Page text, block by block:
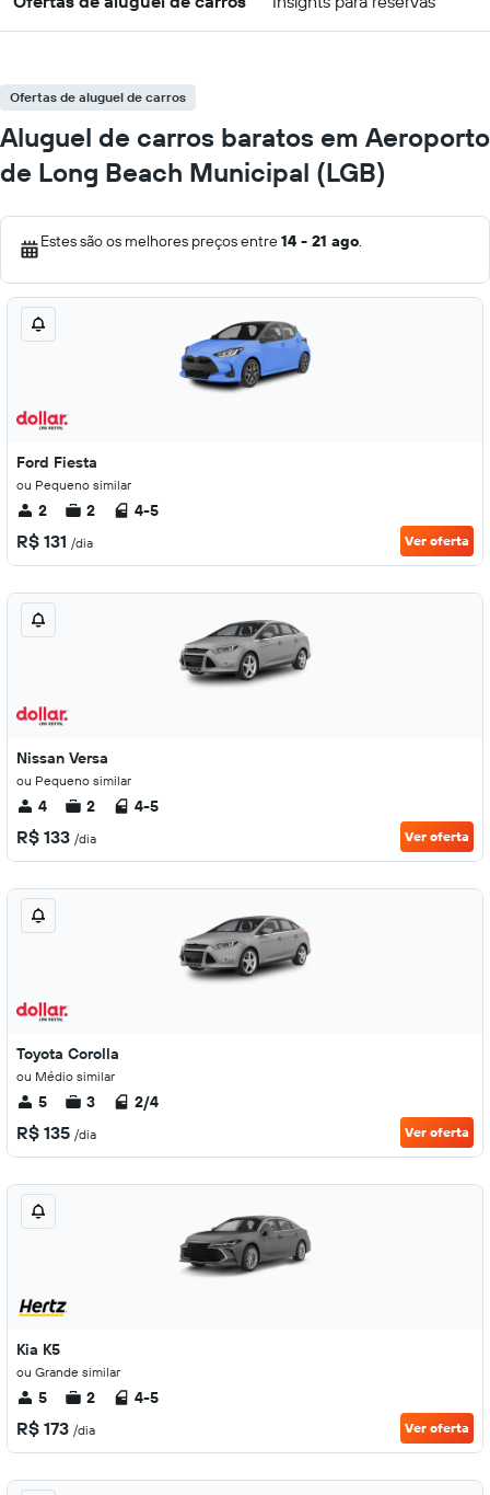
Ofertas de aluguel de carros
Aluguel de carros baratos em Aeroporto
de Long Beach Municipal (LGB)
Estes são os melhores preços entre14 - 21 ago.
Ford Fiesta
ou Pequeno similar
2 2 4-5
R$ 131 /dia Ver oferta
Nissan Versa
ou Pequeno similar
4 2 4-5
R$ 133 /dia Ver oferta
Toyota Corolla
ou Médio similar
5 3 2/4
R$ 135 /dia Ver oferta
Kia K5
ou Grande similar
5 2 4-5
R$ 173 /dia Ver oferta